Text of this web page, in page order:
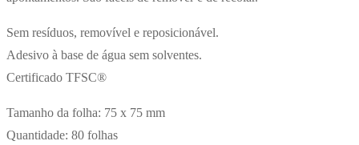
Sem resíduos, removível e reposicionável.
Adesivo à base de água sem solventes.
Certificado TFSC®
Tamanho da folha: 75 x 75 mm
Quantidade: 80 folhas